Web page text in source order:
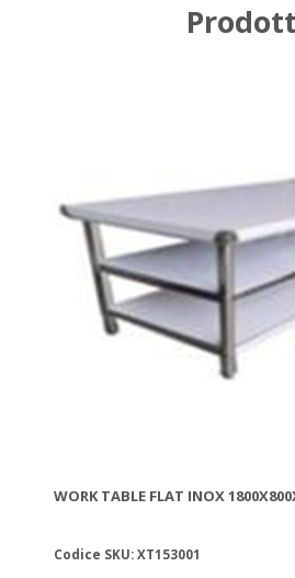
WORK TABLE FLAT INOX
Codice SKU: ΧΤ153001